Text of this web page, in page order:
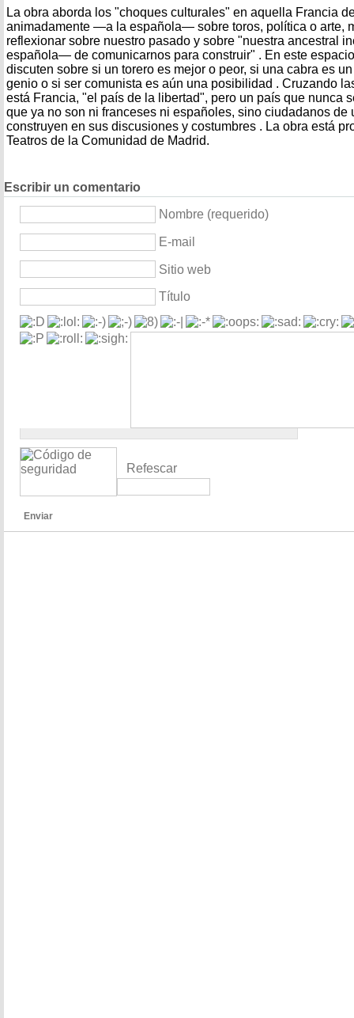
La obra aborda los "choques culturales" en aquella Francia
animadamente —a la española— sobre toros, política o arte,
reflexionar sobre nuestro pasado y sobre "nuestra ancestral
española— de comunicarnos para construir" . En este
discuten sobre si un torero es mejor o peor, si una cabra es
genio o si ser comunista es aún una posibilidad . Cruzando
está Francia, "el país de la libertad", pero un país que nunca
que ya no son ni franceses ni españoles, sino ciudadanos de
construyen en sus discusiones y costumbres . La obra está
Teatros de la Comunidad de Madrid.
Escribir un comentario
Nombre (requerido)
E-mail
Sitio web
Título
Refescar
Enviar